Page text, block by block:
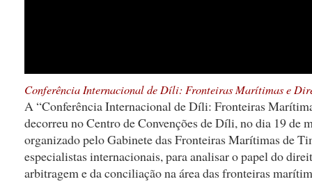
Conferência Internacional de Díli: Fronteiras Marítimas e
A “Conferência Internacional de Díli: Fronteiras
decorreu no Centro de Convenções de Díli, no dia 19 de
organizado pelo Gabinete das Fronteiras Marítimas de
especialistas internacionais, para analisar o papel do
arbitragem e da conciliação na área das fronteiras